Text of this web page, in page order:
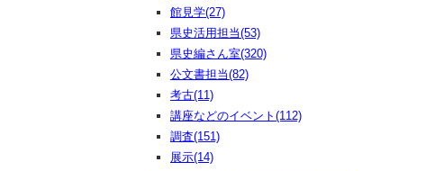
館見学(27)
県史活用担当(53)
県史編さん室(320)
公文書担当(82)
考古(11)
講座などのイベント(112)
調査(151)
展示(14)